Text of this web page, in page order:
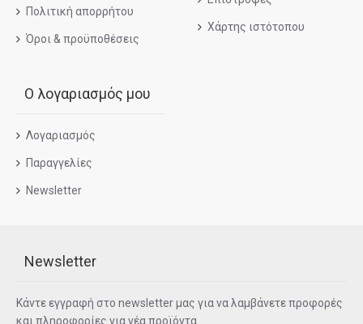
Πολιτική απορρήτου
Όροι & προϋποθέσεις
Χάρτης ιστότοπου
Ο λογαριασμός μου
Λογαριασμός
Παραγγελίες
Newsletter
Newsletter
Κάντε εγγραφή στο newsletter μας για να λαμβάνετε προφορές
και πληροφορίες για νέα προϊόντα